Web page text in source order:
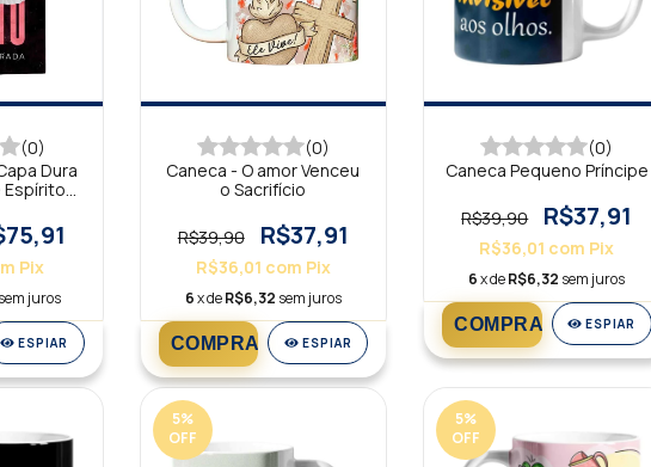
(0)
Dura
Espírito
Pix
sem juros
ESPIAR
(0)
Caneca - O amor Venceu
o Sacrifício
R$39,90 R$37,91
R$36,01 com Pix
6x deR$6,32 sem juros
ESPIAR
(0)
Caneca Pequeno Príncipe
R$39,90 R$37,91
R$36,01 com Pix
6x deR$6,32 sem juros
ESPIAR
5%
OFF
5%
OFF